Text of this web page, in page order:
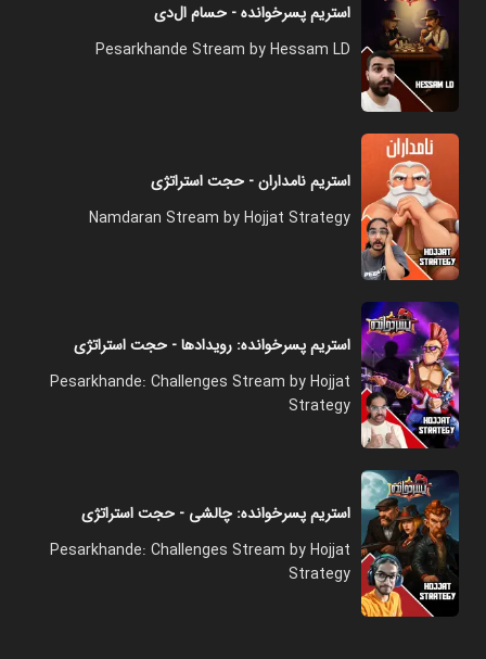
استریم پسرخوانده - حسام ال‌دی
Pesarkhande Stream by Hessam LD
استریم نامداران - حجت استراتژی
Namdaran Stream by Hojjat Strategy
استریم پسرخوانده: رویدادها - حجت استراتژی
Pesarkhande: Challenges Stream by Hojjat
Strategy
استریم پسرخوانده: چالشی - حجت استراتژی
Pesarkhande: Challenges Stream by Hojjat
Strategy